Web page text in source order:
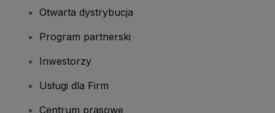
Otwarta dystrybucja
Program partnerski
Inwestorzy
Usługi dla Firm
Centrum prasowe